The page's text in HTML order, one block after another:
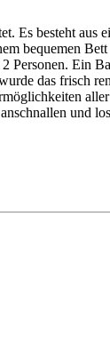
besteht aus
bequemen
Ein
das frisch
und